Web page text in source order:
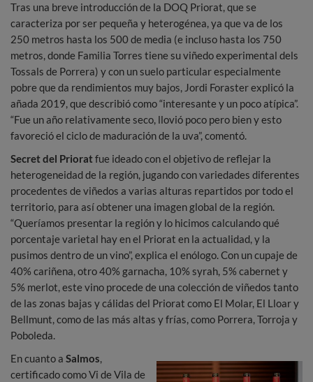
Tras una breve introducción de la DOQ Priorat, que se
caracteriza por ser pequeña y heterogénea, ya que va de los
250 metros hasta los 500 de media (e incluso hasta los 750
metros, donde Familia Torres tiene su viñedo experimental dels
Tossals de Porrera) y con un suelo particular especialmente
pobre que da rendimientos muy bajos, Jordi Foraster explicó la
añada 2019, que describió como “interesante y un poco atípica”.
“Fue un año relativamente seco, llovió poco pero bien y esto
favoreció el ciclo de maduración de la uva”, comentó.
Secret del Prioratfue ideado con el objetivo de reflejar la
heterogeneidad de la región, jugando con variedades diferentes
procedentes de viñedos a varias alturas repartidos por todo el
territorio, para así obtener una imagen global de la región.
“Queríamos presentar la región y lo hicimos calculando qué
porcentaje varietal hay en el Priorat en la actualidad, y la
pusimos dentro de un vino”, explica el enólogo. Con un cupaje de
40% cariñena, otro 40% garnacha, 10% syrah, 5% cabernet y
5% merlot, este vino procede de una colección de viñedos tanto
de las zonas bajas y cálidas del Priorat como El Molar, El Lloar y
Bellmunt, como de las más altas y frías, como Porrera, Torroja y
Poboleda.
En cuanto a Salmos,
certificado como Vi de Vila de